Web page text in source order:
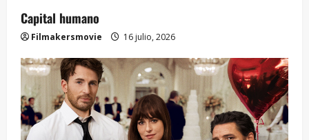
Capital humano
Filmakersmovie 16 julio, 2026